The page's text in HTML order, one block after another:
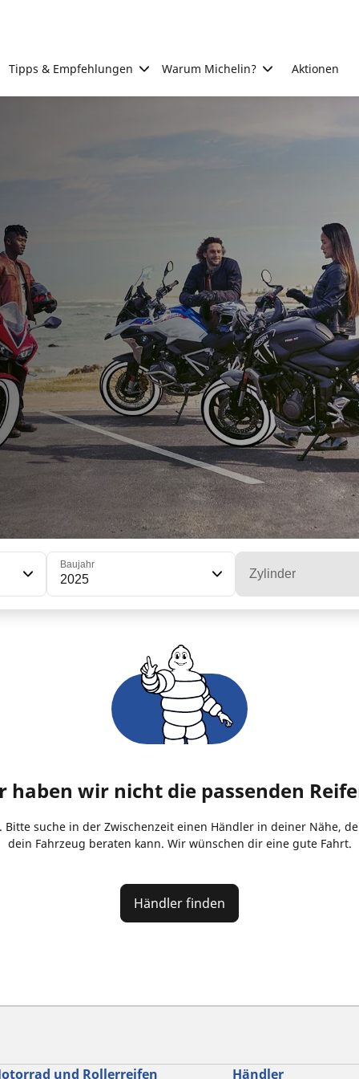
Tipps & Empfehlungen Warum Michelin? Aktionen
Baujahr
2025 Zylinder
haben wir nicht die passenden
suche in der Zwischenzeit einen Händler in deiner Nähe,
dein Fahrzeug beraten kann. Wir wünschen dir eine gute Fahrt.
Händler finden
und Rollerreifen Händler